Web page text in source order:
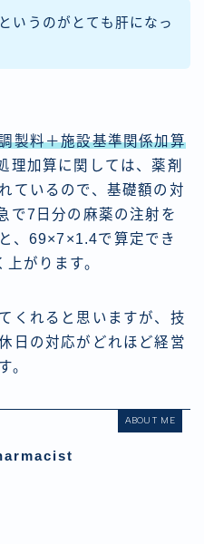
いうのがとても肝になっ
製料＋施設基準関係加算
理加算に関しては、薬剤
ているので、基礎額の対
で7日分の麻薬の注射を
、69×7×1.4で算定でき
がります。
くれると思いますが、技
日の対応がどれほど経営
。
ABOUT ME